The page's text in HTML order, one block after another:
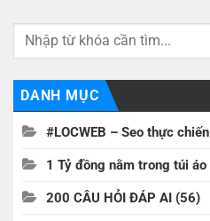
DANH MỤC
#LOCWEB – Seo thực chiến
1 Tỷ đồng nằm trong túi áo
200 CÂU HỎI ĐÁP AI (56)